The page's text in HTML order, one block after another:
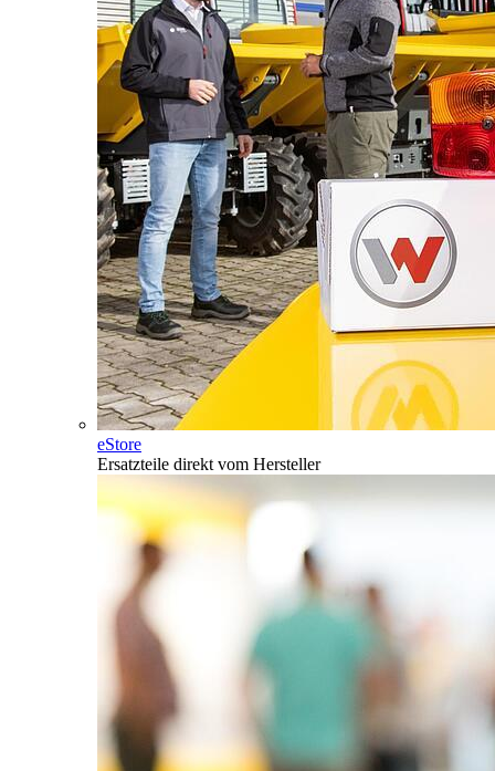
eStore
Ersatzteile direkt vom Hersteller